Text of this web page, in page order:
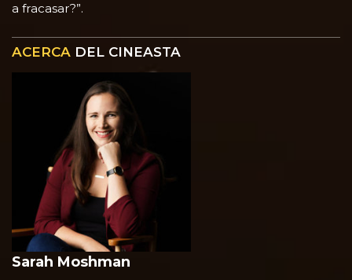
a fracasar?”.
ACERCA DEL CINEASTA
Sarah Moshman